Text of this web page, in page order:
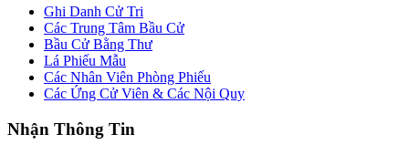
Ghi Danh Cử Tri
Các Trung Tâm Bầu Cử
Bầu Cử Bằng Thư
Lá Phiếu Mẫu
Các Nhân Viên Phòng Phiếu
Các Ứng Cử Viên & Các Nội Quy
Nhận Thông Tin